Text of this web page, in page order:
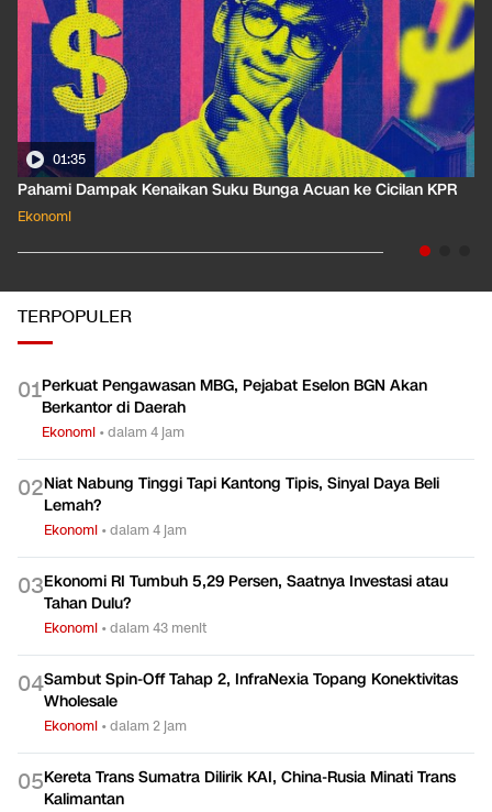
01:35
Pahami Dampak Kenaikan Suku Bunga Acuan ke Cicilan KPR
Ekonomi
TERPOPULER
01Perkuat Pengawasan MBG, Pejabat Eselon BGN Akan
Berkantor di Daerah
Ekonomi •dalam 4 jam
02Niat Nabung Tinggi Tapi Kantong Tipis, Sinyal Daya Beli
Lemah?
Ekonomi •dalam 4 jam
03Ekonomi RI Tumbuh 5,29 Persen, Saatnya Investasi atau
Tahan Dulu?
Ekonomi •dalam 43 menit
04Sambut Spin-Off Tahap 2, InfraNexia Topang Konektivitas
Wholesale
Ekonomi •dalam 2 jam
05Kereta Trans Sumatra Dilirik KAI, China-Rusia Minati Trans
Kalimantan